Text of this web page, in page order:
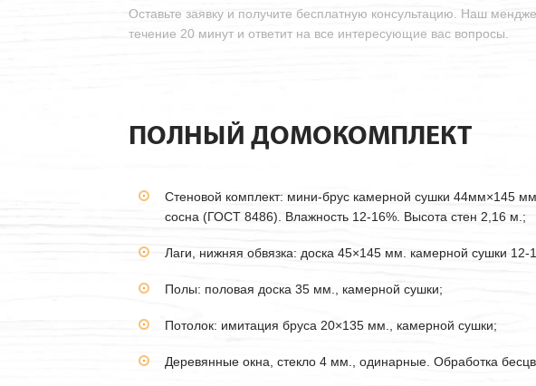
Оставьте заявку и получите бесплатную консультацию. Наш
течение 20 минут и ответит на все интересующие вас вопросы.
ПОЛНЫЙ ДОМОКОМПЛЕКТ
Стеновой комплект: мини-брус камерной сушки 44мм×145
сосна (ГОСТ 8486). Влажность 12-16%. Высота стен 2,16 м.;
Лаги, нижняя обвязка: доска 45×145 мм. камерной сушки 12-
Полы: половая доска 35 мм., камерной сушки;
Потолок: имитация бруса 20×135 мм., камерной сушки;
Деревянные окна, стекло 4 мм., одинарные. Обработка